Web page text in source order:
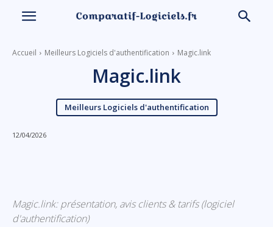
Accueil Meilleurs Logiciels d'authentification Magic.link
Magic.link
Meilleurs Logiciels d'authentification
12/04/2026
Magic.link: présentation, avis clients & tarifs (logiciel
d'authentification)